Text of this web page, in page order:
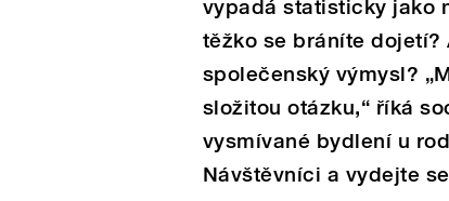
vypadá statisticky jako
těžko se bráníte dojetí?
společenský výmysl?
složitou otázku,“ říká
vysmívané bydlení u
Návštěvníci a vydejte